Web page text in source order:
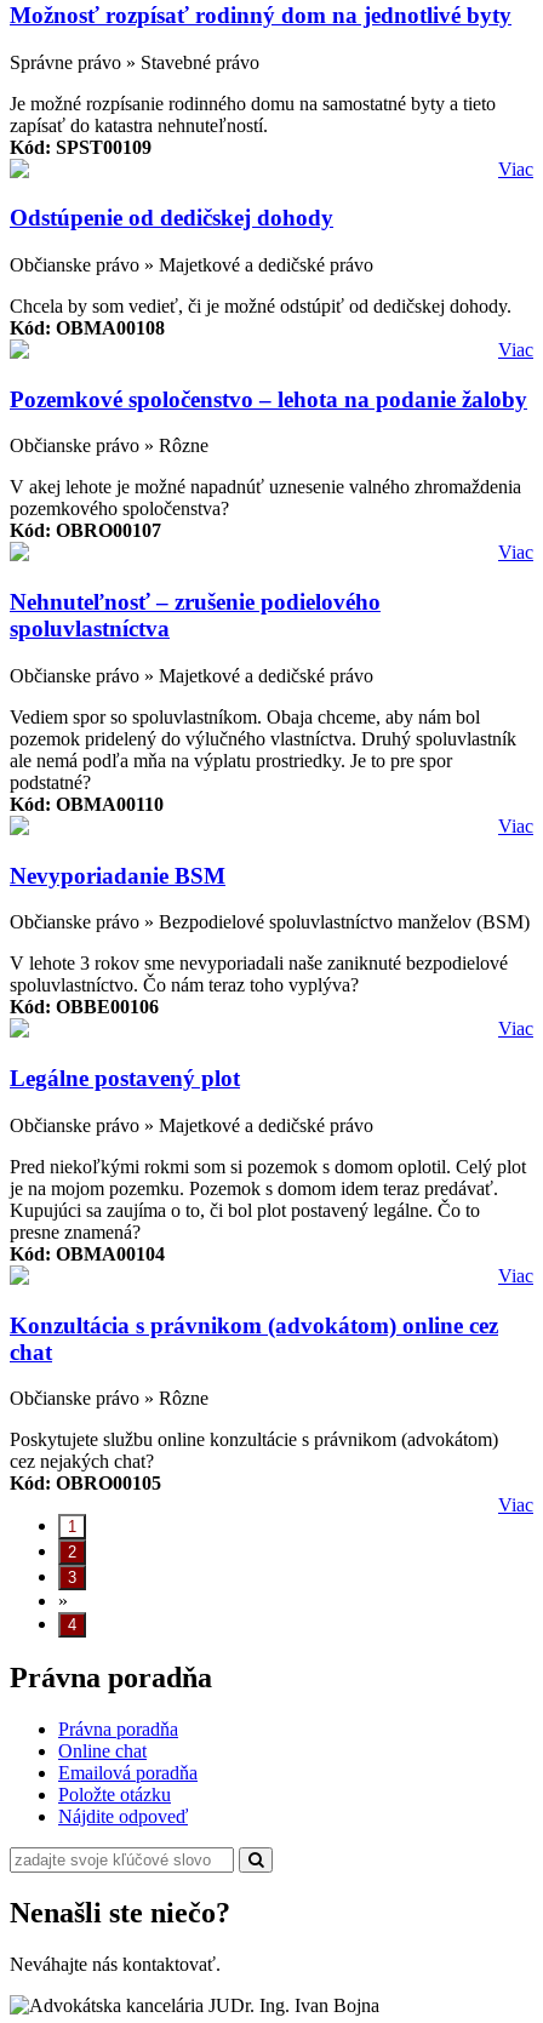
Možnosť rozpísať rodinný dom na jednotlivé byty
Správne právo » Stavebné právo
Je možné rozpísanie rodinného domu na samostatné byty a tieto
zapísať do katastra nehnuteľností.
Kód: SPST00109
Viac
Odstúpenie od dedičskej dohody
Občianske právo » Majetkové a dedičské právo
Chcela by som vedieť, či je možné odstúpiť od dedičskej dohody.
Kód: OBMA00108
Viac
Pozemkové spoločenstvo – lehota na podanie žaloby
Občianske právo » Rôzne
V akej lehote je možné napadnúť uznesenie valného zhromaždenia
pozemkového spoločenstva?
Kód: OBRO00107
Viac
Nehnuteľnosť – zrušenie podielového
spoluvlastníctva
Občianske právo » Majetkové a dedičské právo
Vediem spor so spoluvlastníkom. Obaja chceme, aby nám bol
pozemok pridelený do výlučného vlastníctva. Druhý spoluvlastník
ale nemá podľa mňa na výplatu prostriedky. Je to pre spor
podstatné?
Kód: OBMA00110
Viac
Nevyporiadanie BSM
Občianske právo » Bezpodielové spoluvlastníctvo manželov (BSM)
V lehote 3 rokov sme nevyporiadali naše zaniknuté bezpodielové
spoluvlastníctvo. Čo nám teraz toho vyplýva?
Kód: OBBE00106
Viac
Legálne postavený plot
Občianske právo » Majetkové a dedičské právo
Pred niekoľkými rokmi som si pozemok s domom oplotil. Celý plot
je na mojom pozemku. Pozemok s domom idem teraz predávať.
Kupujúci sa zaujíma o to, či bol plot postavený legálne. Čo to
presne znamená?
Kód: OBMA00104
Viac
Konzultácia s právnikom (advokátom) online cez
chat
Občianske právo » Rôzne
Poskytujete službu online konzultácie s právnikom (advokátom)
cez nejakých chat?
Kód: OBRO00105
Viac
»
Právna poradňa
Právna poradňa
Online chat
Emailová poradňa
Položte otázku
Nájdite odpoveď
Nenašli ste niečo?
Neváhajte nás kontaktovať.